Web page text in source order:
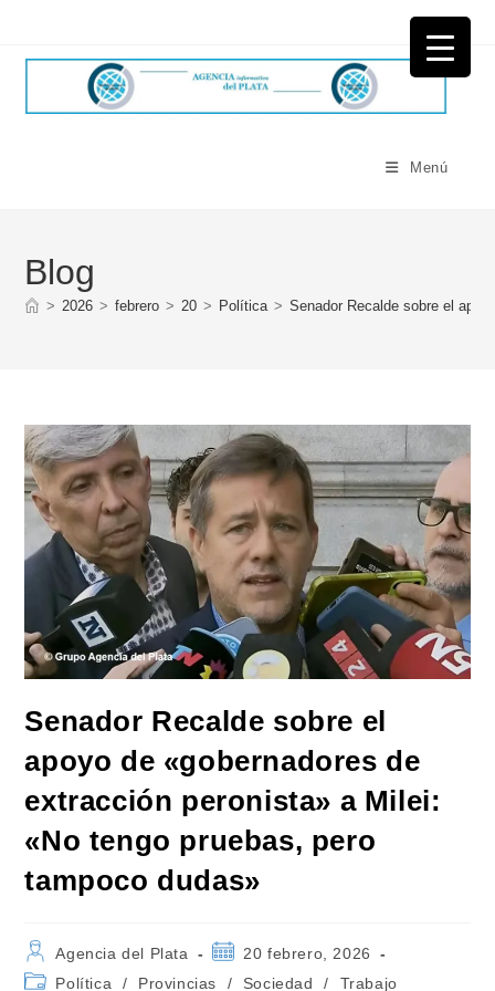
Menú
Blog
> 2026 > febrero > 20 > Política > Senador Recalde sobre el
Senador Recalde sobre el
apoyo de «gobernadores de
extracción peronista» a Milei:
«No tengo pruebas, pero
tampoco dudas»
Autor
de
Agencia del Plata
Publicación
20 febrero, 2026
Categoría
Política / Provincias / Sociedad / Trabajo